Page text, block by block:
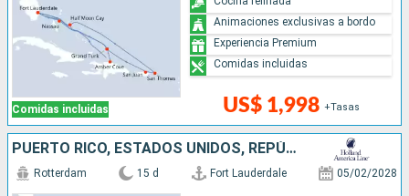
Comidas incluidas US$ 1,998 +Tasas
Animaciones exclusivas a bordo
Experiencia Premium
Comidas incluidas
PUERTO RICO, ESTADOS UNIDOS, REPÚBLICA DOMINICANA, BAHAMAS
Rotterdam 15 d Fort Lauderdale 05/02/2028